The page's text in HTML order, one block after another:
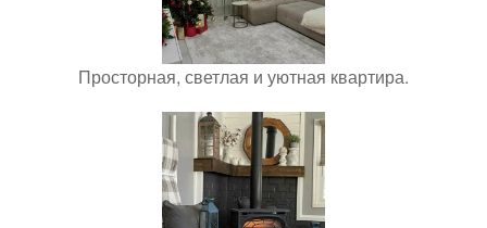
Просторная, светлая и уютная квартира.